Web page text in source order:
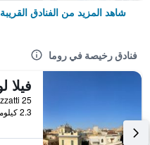
شاهد المزيد من الفنادق القريبة
فنادق رخيصة في روما
2.3 كيلومتر عن وسط المدينة